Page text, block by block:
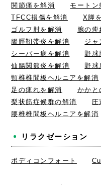
関節痛を解消
モートン
TFCC損傷を解消
X脚
ゴルフ肘を解消
腕の痺
腸脛靭帯炎を解消
ジャ
シーバー病を解消
野球
仙腸関節炎を解消
野球
頸椎椎間板ヘルニアを解消
足の痺れを解消
かかと
梨状筋症候群の解消
圧
腰椎椎間板ヘルニアを解消
リラクゼーション
ボディコンフォート